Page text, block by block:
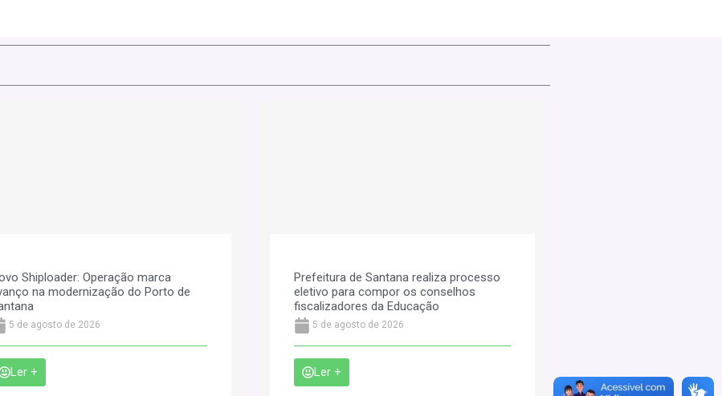
Shiploader: Operação marca
na modernização do Porto de
5 de agosto de 2026
Ler +
Prefeitura de Santana realiza processo
eletivo para compor os conselhos
fiscalizadores da Educação
5 de agosto de 2026
Ler +